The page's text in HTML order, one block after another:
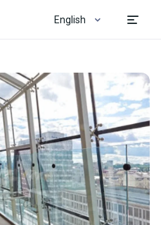
English